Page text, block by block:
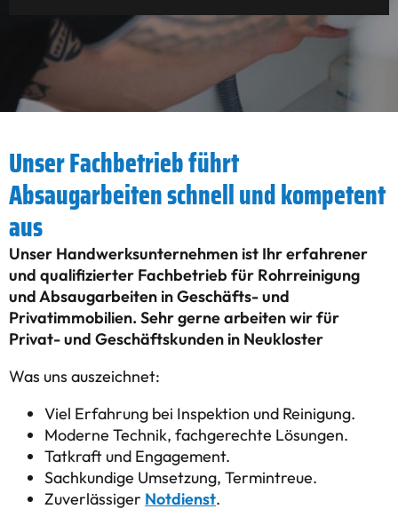
Unser Fachbetrieb führt
Absaugarbeiten schnell und kompetent
aus
Unser Handwerksunternehmen ist Ihr erfahrener
und qualifizierter Fachbetrieb für Rohrreinigung
und Absaugarbeiten in Geschäfts- und
Privatimmobilien. Sehr gerne arbeiten wir für
Privat- und Geschäftskunden in Neukloster
Was uns auszeichnet:
Viel Erfahrung bei Inspektion und Reinigung.
Moderne Technik, fachgerechte Lösungen.
Tatkraft und Engagement.
Sachkundige Umsetzung, Termintreue.
Zuverlässiger Notdienst.